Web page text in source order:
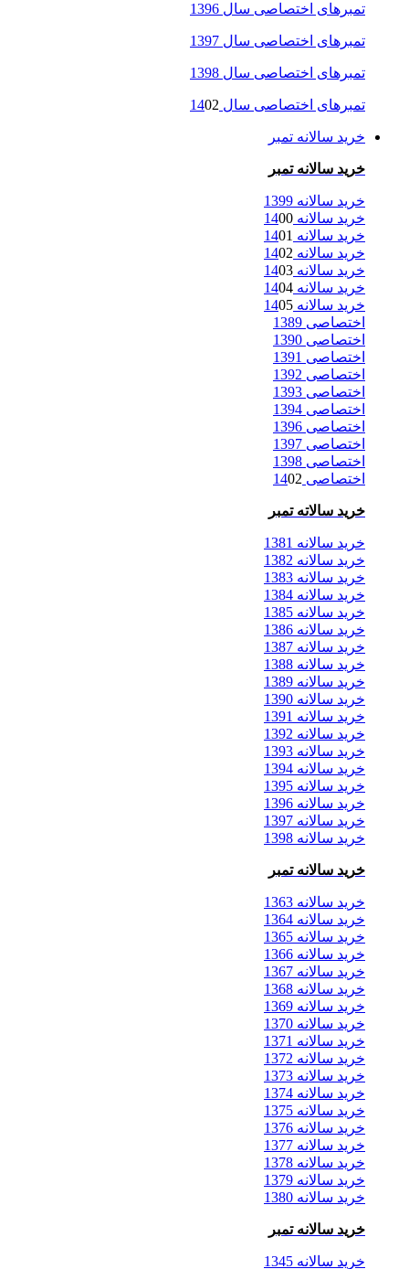
تمبرهای اختصاصی سال 1396
تمبرهای اختصاصی سال 1397
تمبرهای اختصاصی سال 1398
تمبرهای اختصاصی سال 14 02
خرید سالانه تمبر
خرید سالانه تمبر
خرید سالانه 1399
خرید سالانه 14 00
خرید سالانه 14 01
خرید سالانه 14 02
خرید سالانه 14 03
خرید سالانه 14 04
خرید سالانه 14 05
اختصاصی 1389
اختصاصی 1390
اختصاصی 1391
اختصاصی 1392
اختصاصی 1393
اختصاصی 1394
اختصاصی 1396
اختصاصی 1397
اختصاصی 1398
اختصاصی 14 02
خرید سالاته تمبر
خرید سالانه 1381
خرید سالانه 1382
خرید سالانه 1383
خرید سالانه 1384
خرید سالانه 1385
خرید سالانه 1386
خرید سالانه 1387
خرید سالانه 1388
خرید سالانه 1389
خرید سالانه 1390
خرید سالانه 1391
خرید سالانه 1392
خرید سالانه 1393
خرید سالانه 1394
خرید سالانه 1395
خرید سالانه 1396
خرید سالانه 1397
خرید سالانه 1398
خرید سالانه تمبر
خرید سالانه 1363
خرید سالانه 1364
خرید سالانه 1365
خرید سالانه 1366
خرید سالانه 1367
خرید سالانه 1368
خرید سالانه 1369
خرید سالانه 1370
خرید سالانه 1371
خرید سالانه 1372
خرید سالانه 1373
خرید سالانه 1374
خرید سالانه 1375
خرید سالانه 1376
خرید سالانه 1377
خرید سالانه 1378
خرید سالانه 1379
خرید سالانه 1380
خرید سالانه تمبر
خرید سالانه 1345